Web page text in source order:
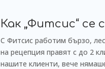
Как „Фитсис“ се
С Фитсис работим бързо,
на рецепция правят с до 2
нашите клиенти, вече